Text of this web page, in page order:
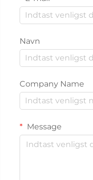
Navn
Company Name
Message